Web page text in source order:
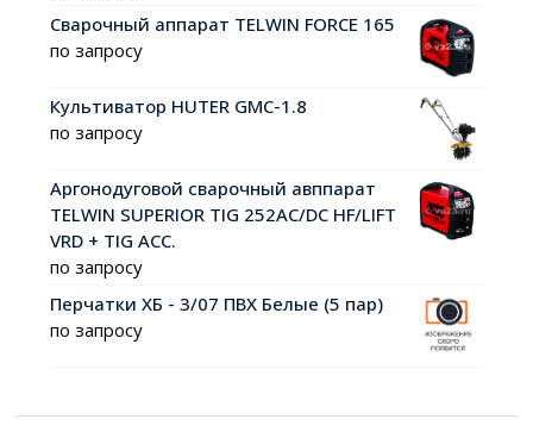
Сварочный аппарат TELWIN FORCE 165
по запросу
Культиватор HUTER GMC-1.8
по запросу
Аргонодуговой сварочный авппарат
TELWIN SUPERIOR TIG 252AC/DC HF/LIFT
VRD + TIG ACC.
по запросу
Перчатки ХБ - 3/07 ПВХ Белые (5 пар)
по запросу